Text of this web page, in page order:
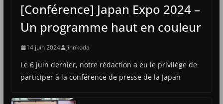
[Conférence] Japan Expo 2024 –
Un programme haut en couleur
14 juin 2024 Jihnkoda
Le 6 juin dernier, notre rédaction a eu le privilège de
participer à la conférence de presse de la Japan